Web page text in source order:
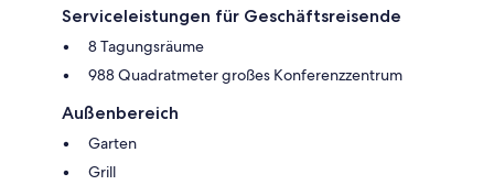
Serviceleistungen für Geschäftsreisende
8 Tagungsräume
988 Quadratmeter großes Konferenzzentrum
Außenbereich
Garten
Grill